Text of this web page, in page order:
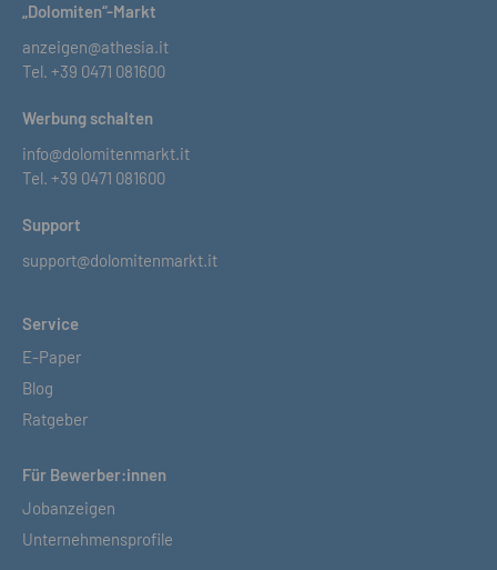
„Dolomiten“-Markt
anzeigen@athesia.it
Tel. +39 0471 081600
Werbung schalten
info@dolomitenmarkt.it
Tel. +39 0471 081600
Support
support@dolomitenmarkt.it
Service
E-Paper
Blog
Ratgeber
Für Bewerber:innen
Jobanzeigen
Unternehmensprofile